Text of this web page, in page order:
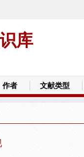
库
作者 文献类型